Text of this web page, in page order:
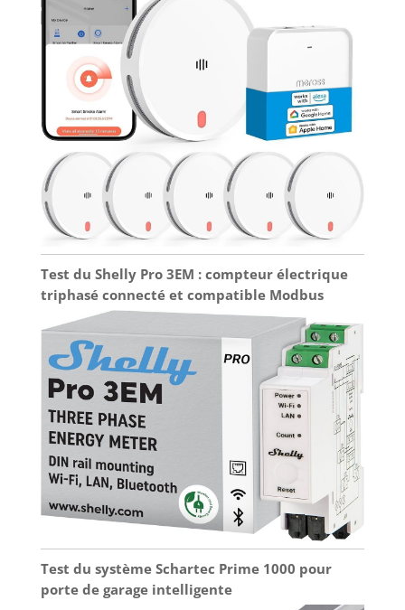
Test du Shelly Pro 3EM : compteur électrique
triphasé connecté et compatible Modbus
Test du système Schartec Prime 1000 pour
porte de garage intelligente